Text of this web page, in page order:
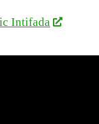
Intifada